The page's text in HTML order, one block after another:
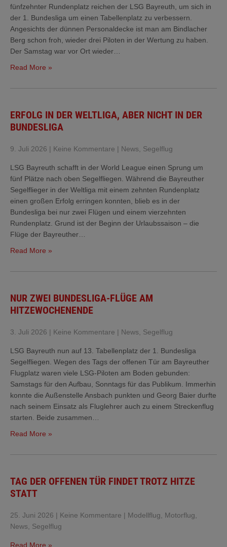
fünfzehnter Rundenplatz reichen der LSG Bayreuth, um sich in
der 1. Bundesliga um einen Tabellenplatz zu verbessern.
Angesichts der dünnen Personaldecke ist man am Bindlacher
Berg schon froh, wieder drei Piloten in der Wertung zu haben.
Der Samstag war vor Ort wieder…
Read More »
ERFOLG IN DER WELTLIGA, ABER NICHT IN DER
BUNDESLIGA
9. Juli 2026 | Keine Kommentare | News Segelflug
LSG Bayreuth schafft in der World League einen Sprung um
fünf Plätze nach oben Segelfliegen. Während die Bayreuther
Segelflieger in der Weltliga mit einem zehnten Rundenplatz
einen großen Erfolg erringen konnten, blieb es in der
Bundesliga bei nur zwei Flügen und einem vierzehnten
Rundenplatz. Grund ist der Beginn der Urlaubssaison – die
Flüge der Bayreuther…
Read More »
NUR ZWEI BUNDESLIGA-FLÜGE AM
HITZEWOCHENENDE
3. Juli 2026 | Keine Kommentare | News Segelflug
LSG Bayreuth nun auf 13. Tabellenplatz der 1. Bundesliga
Segelfliegen. Wegen des Tags der offenen Tür am Bayreuther
Flugplatz waren viele LSG-Piloten am Boden gebunden:
Samstags für den Aufbau, Sonntags für das Publikum. Immerhin
konnte die Außenstelle Ansbach punkten und Georg Baier durfte
nach seinem Einsatz als Fluglehrer auch zu einem Streckenflug
starten. Beide zusammen…
Read More »
TAG DER OFFENEN TÜR FINDET TROTZ HITZE
STATT
25. Juni 2026 | Keine Kommentare | Modellflug Motorflug
News
Segelflug
Read More »